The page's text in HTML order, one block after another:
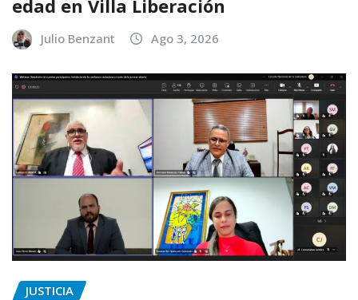
edad en Villa Liberación
Julio Benzant Ago 3, 2026
JUSTICIA